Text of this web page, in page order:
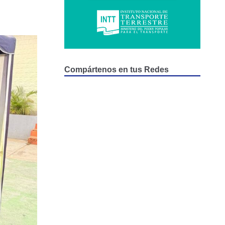
Compártenos en tus Redes